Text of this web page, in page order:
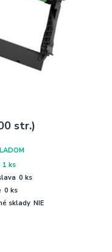
str.)
1 ks
0 ks
0 ks
sklady NIE